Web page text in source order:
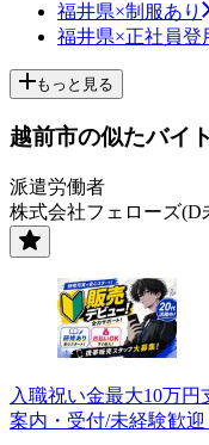
福井県×制服あり
福井県×正社員登
もっと見る
越前市の似たバイト
派遣労働者
株式会社フェローズ(D
入職祝い金最大10万
案内・受付/未経験歓